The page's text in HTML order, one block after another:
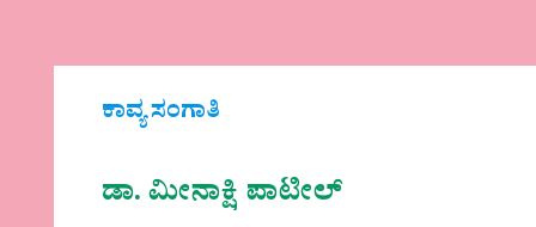
ಕಾವ್ಯ ಸಂಗಾತಿ
ಡಾ. ಮೀನಾಕ್ಷಿ ಪಾಟೀಲ್